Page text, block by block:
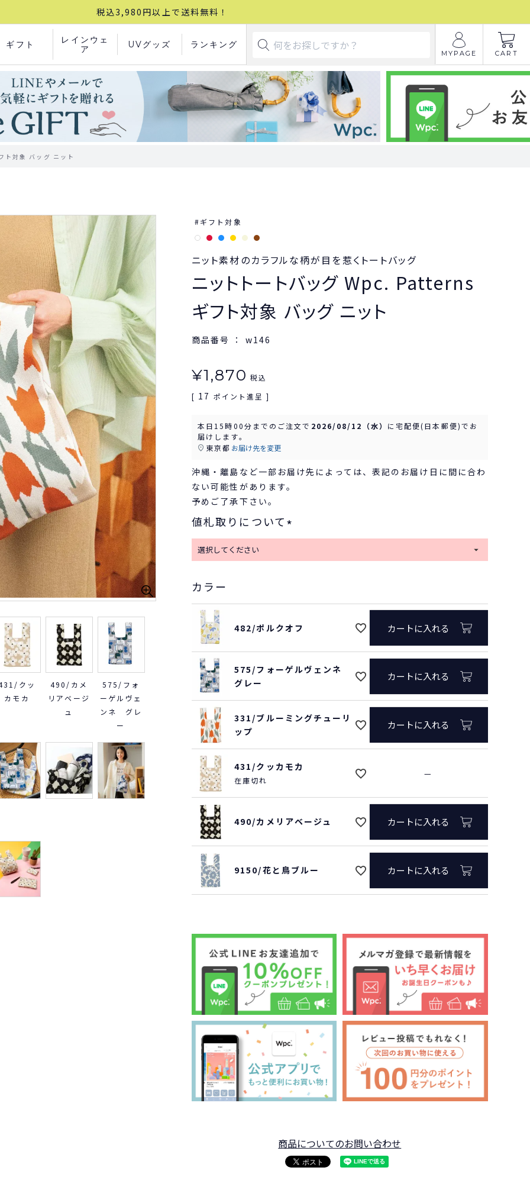
税込3,980円以上で送料無料！
ギフト
レインウェ
ア
UVグッズ ランキング
MYPAGE CART
対象 バッグ ニット
クッ
カモカ
490/カメ
リアベージ
ュ
575/フォ
ーゲルヴェ
ンネ グレ
ー
ギフト対象
ニット素材のカラフルな柄が目を惹くトートバッグ
ニットトートバッグ Wpc. Patterns
ギフト対象 バッグ ニット
商品番号 w146
¥1,870 税込
[ 17 ポイント進呈 ]
本日15時00分 までのご注文で 2026/08/12（水） に 宅配便(日本郵便)でお
届けします。
東京都 お届け先を変更
沖縄・離島など一部お届け先によっては、表記のお届け日に間に合わ
ない可能性があります。
予めご了承下さい。
値札取りについて
(
必
カラー
482/ポルクオフ カートに入れる
575/フォーゲルヴェンネ
グレー
カートに入れる
331/ブルーミングチューリ
ップ
カートに入れる
431/クッカモカ
在庫切れ
—
490/カメリアベージュ カートに入れる
9150/花と鳥ブルー カートに入れる
商品についてのお問い合わせ